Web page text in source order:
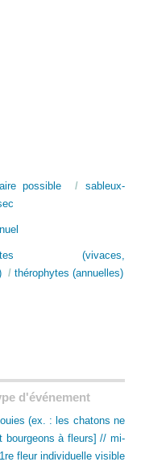
possible /sableux-
(vivaces,
/ thérophytes (annuelles)
d'événement
(ex. : les chatons ne
bourgeons à fleurs] // mi-
fleur individuelle visible